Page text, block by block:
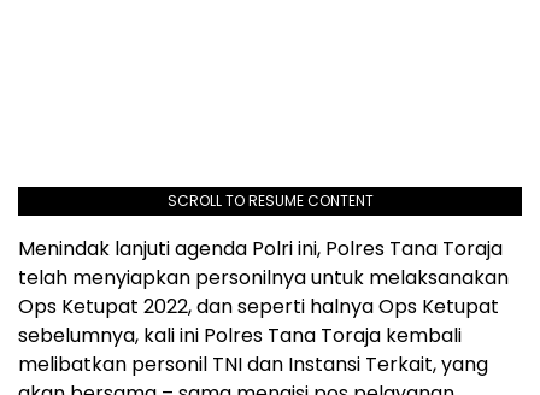
SCROLL TO RESUME CONTENT
Menindak lanjuti agenda Polri ini, Polres Tana Toraja
telah menyiapkan personilnya untuk melaksanakan
Ops Ketupat 2022, dan seperti halnya Ops Ketupat
sebelumnya, kali ini Polres Tana Toraja kembali
melibatkan personil TNI dan Instansi Terkait, yang